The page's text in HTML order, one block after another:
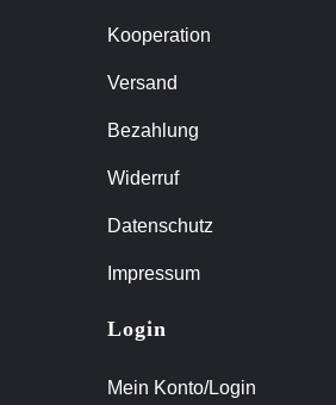
Kooperation
Versand
Bezahlung
Widerruf
Datenschutz
Impressum
Login
Mein Konto/Login